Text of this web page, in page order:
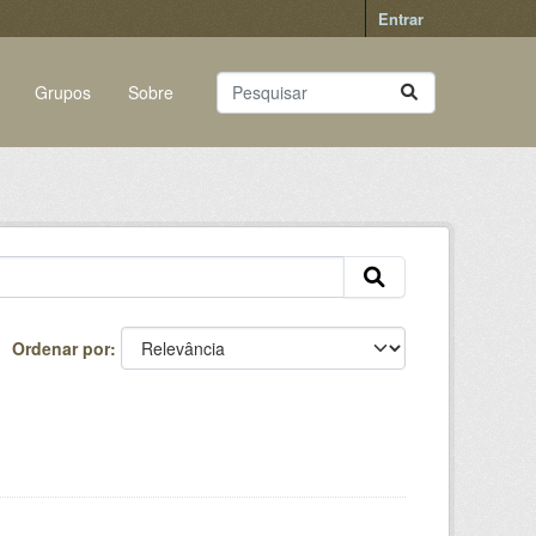
Entrar
Grupos Sobre
Ordenar por